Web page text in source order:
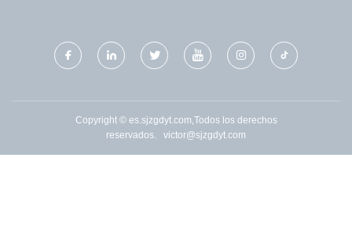
Copyright © es.sjzgdyt.com,Todos los derechos
reservados. victor@sjzgdyt.com